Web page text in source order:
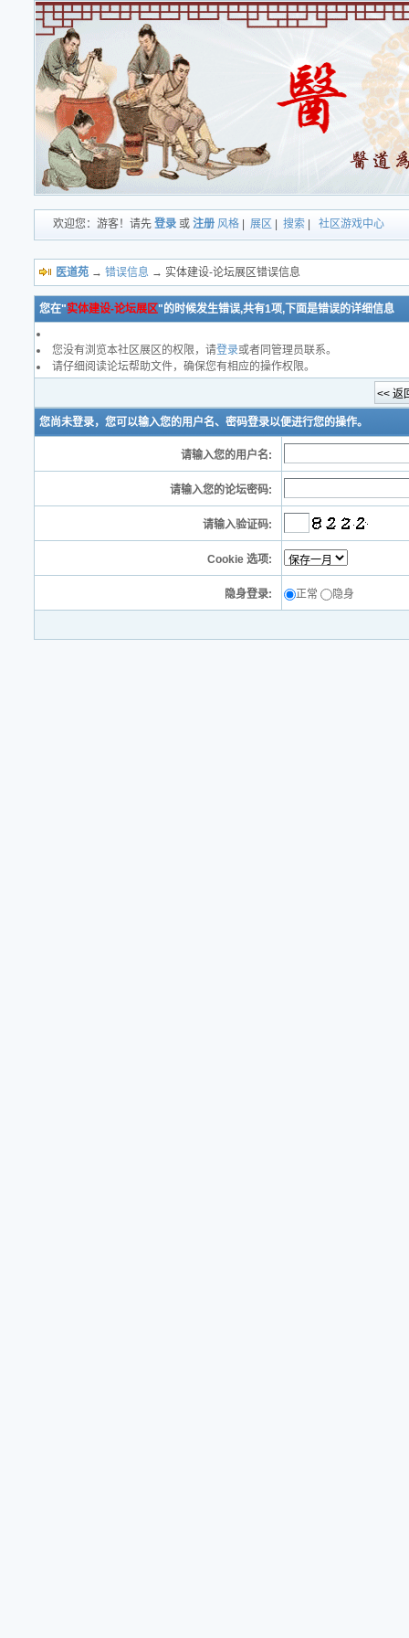
欢迎您：游客！请先 登录 或 注册 风格 展区 搜索 社区游戏中心
医道苑 → 错误信息 → 实体建设-论坛展区错误信息
您在"实体建设-论坛展区"的时候发生错误,共有1项,下面是错误的详细信息
您没有浏览本社区展区的权限，请登录或者同管理员联系。
请仔细阅读论坛帮助文件，确保您有相应的操作权限。
您尚未登录，您可以输入您的用户名、密码登录以便进行您的操作。
请输入您的用户名:
请输入您的论坛密码:
请输入验证码:
Cookie 选项:
隐身登录: 正常 隐身